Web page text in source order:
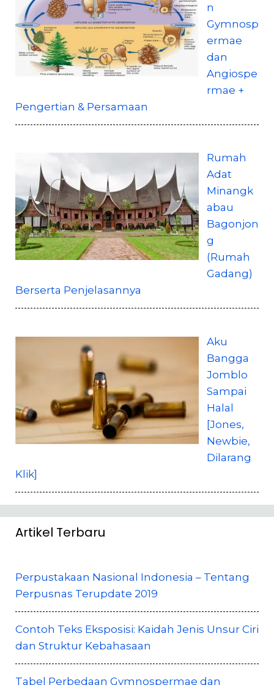
n
Gymnosp
ermae
dan
Angiospe
rmae +
Pengertian & Persamaan
Rumah
Adat
Minangk
abau
Bagonjon
g
(Rumah
Gadang)
Berserta Penjelasannya
Aku
Bangga
Jomblo
Sampai
Halal
[Jones,
Newbie,
Dilarang
Klik]
Artikel Terbaru
Perpustakaan Nasional Indonesia – Tentang
Perpusnas Terupdate 2019
Contoh Teks Eksposisi: Kaidah Jenis Unsur Ciri
dan Struktur Kebahasaan
Tabel Perbedaan Gymnospermae dan